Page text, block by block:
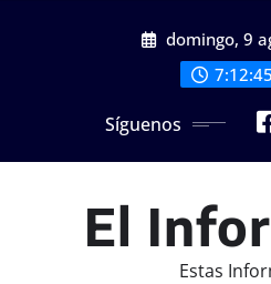
domingo, 9
Síguenos
El
Estas